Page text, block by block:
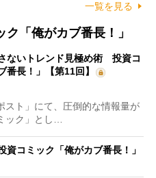
一覧を見る
「俺がカブ番長！」
ないトレンド見極め術 投資コ
番長！」【第11回】
ト」にて、圧倒的な情報量が
ック」とし…
コミック「俺がカブ番長！」